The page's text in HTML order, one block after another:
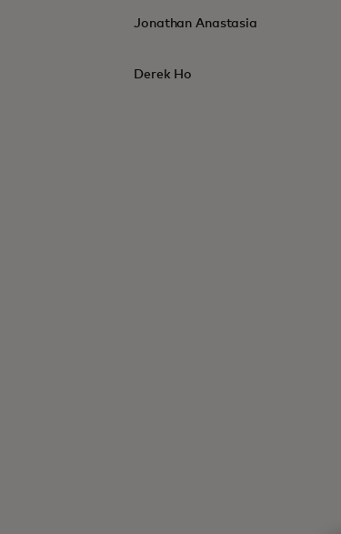
Jonathan Anastasia
Derek Ho